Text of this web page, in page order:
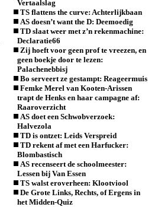
Vertaalslag
TS flattens the curve: Achterlijkbaan
AS doesn’t want the D: Deemoedig
TD slaat weer met z’n rekenmachine:
Declaratie66
Zij hoeft voor geen prof te vreezen, en
geen boekje door te lezen:
Palachenebbisj
Bo serveert ze gestampt: Reageermuis
Femke Merel van Kooten-Arissen
trapt de Henks en haar campagne af:
Raaroverzicht
AS doet een Schwobverzoek:
Halvezola
TD is ontzet: Leids Verspreid
TD rekent af met een Harfucker:
Blombastisch
AS recenseert de schoolmeester:
Lessen bij Van Essen
TS walst eroverheen: Klootviool
De Grote Links, Rechts, of Ergens in
het Midden-Quiz